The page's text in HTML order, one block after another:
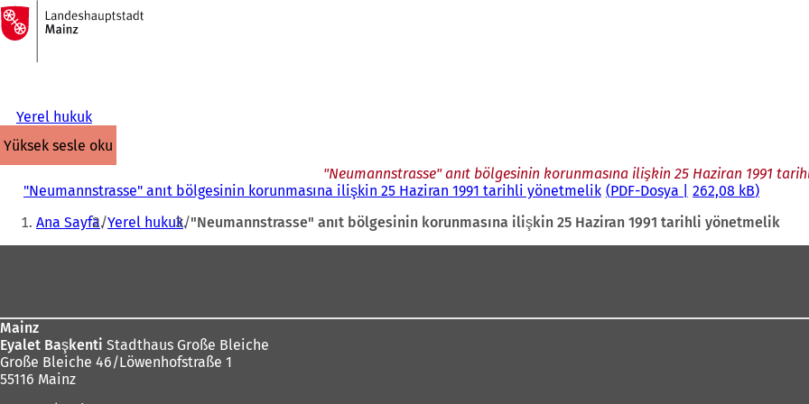
İçeriğe atla
Ana
sayfaya
Yerel hukuk
yüksek sesle oku
"Neumannstrasse" anıt bölgesinin korunmasına ilişkin 25 Haziran 1991
"Neumannstrasse" anıt bölgesinin korunmasına ilişkin 25 Haziran 1991 tarihli yönetmelik PDF-Dosya 262,08 kB
Buradasınız:
Ana Sayfa Yerel hukuk "Neumannstrasse" anıt bölgesinin korunmasına ilişkin 25 Haziran 1991 tarihli yönetmelik
Mainz
Eyalet Başkenti Stadthaus Große Bleiche
Große Bleiche 46/Löwenhofstraße 1
55116 Mainz